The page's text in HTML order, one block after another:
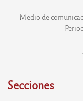
Medio de
Secciones